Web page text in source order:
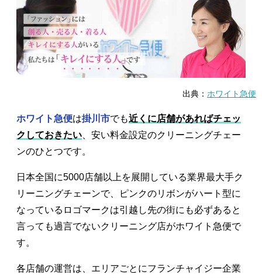
出典： ホワイト急便
ホワイト急便は掛川市でも近くに店舗があればチェッ
クしておきたい 、安い料金設定のクリーニングチェー
ンのひとつです。
日本全国に5000店舗以上を展開している業界最大手ク
リーニングチェーンで、ピンクのリボンがハート型に
なっているロゴマークは引越し先の街にも必ずあると
言っても過言でないクリーニング店がホワイト急便で
す。
各店舗の運営は、エリアごとにフランチャイジー企業